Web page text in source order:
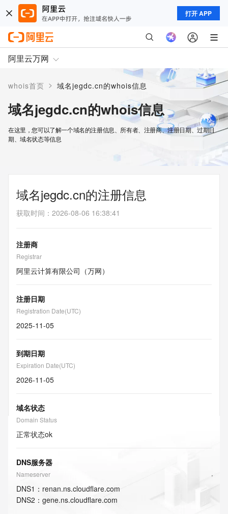
打开 APP
阿里云万网
whois首页 > 域名jegdc.cn的whois信息
域名jegdc.cn的whois信息
在这里，您可以了解一个域名的注册信息、所有者、注册商、注册日期、过期日
期、域名状态等信息
域名jegdc.cn的注册信息
获取时间 ： 2026-08-06 16:38:41
注册商
Registrar
阿里云计算有限公司（万网）
注册日期
Registration Date(UTC)
2025-11-05
到期日期
Expiration Date(UTC)
2026-11-05
域名状态
Domain Status
正常状态ok
DNS服务器
Nameserver
DNS1 ： renan.ns.cloudflare.com
DNS2 ： gene.ns.cloudflare.com